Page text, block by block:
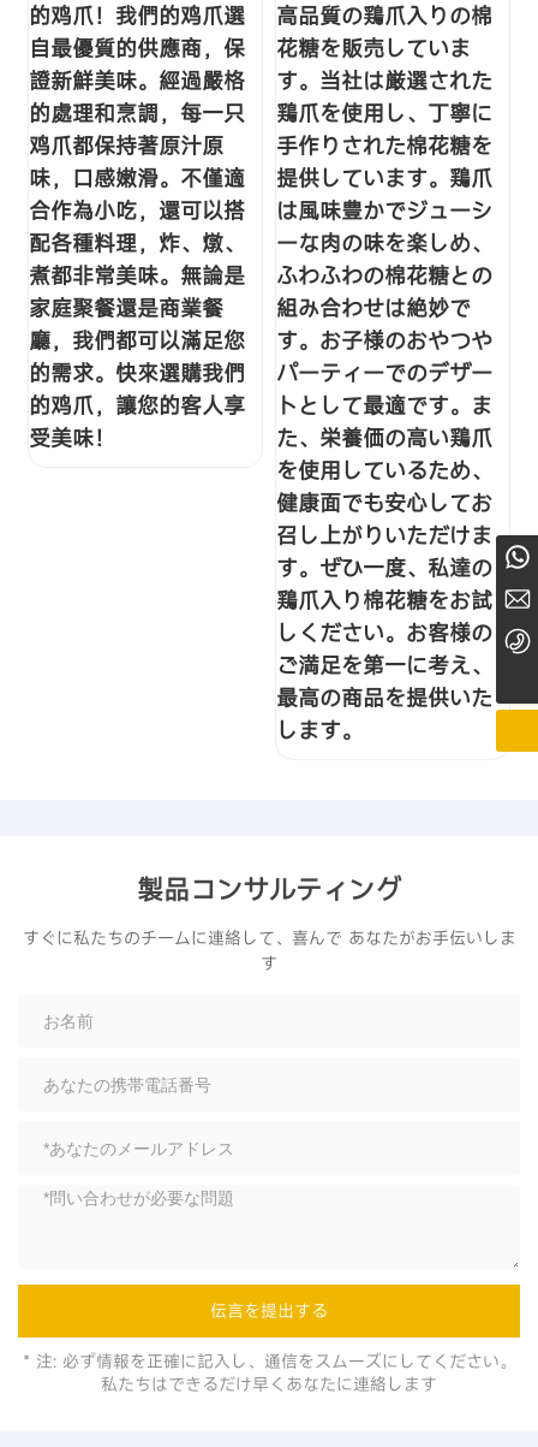
的鸡爪！我們的鸡爪選
自最優質的供應商，保
證新鮮美味。經過嚴格
的處理和烹調，每一只
鸡爪都保持著原汁原
味，口感嫩滑。不僅適
合作為小吃，還可以搭
配各種料理，炸、燉、
煮都非常美味。無論是
家庭聚餐還是商業餐
廳，我們都可以滿足您
的需求。快來選購我們
的鸡爪，讓您的客人享
受美味！
高品質の鶏爪入りの棉
花糖を販売していま
す。当社は厳選された
鶏爪を使用し、丁寧に
手作りされた棉花糖を
提供しています。鶏爪
は風味豊かでジューシ
ーな肉の味を楽しめ、
ふわふわの棉花糖との
組み合わせは絶妙で
す。お子様のおやつや
パーティーでのデザー
トとして最適です。ま
た、栄養価の高い鶏爪
を使用しているため、
健康面でも安心してお
召し上がりいただけま
す。ぜひ一度、私達の
鶏爪入り棉花糖をお試
しください。お客様の
ご満足を第一に考え、
最高の商品を提供いた
します。
製品コンサルティング
すぐに私たちのチームに連絡して、喜んで あなたがお手伝いしま
す
伝言を提出する
* 注: 必ず情報を正確に記入し、通信をスムーズにしてください。
私たちはできるだけ早くあなたに連絡します
+8615768898815
Nicoledoublerise@163.com
+86755-82178035